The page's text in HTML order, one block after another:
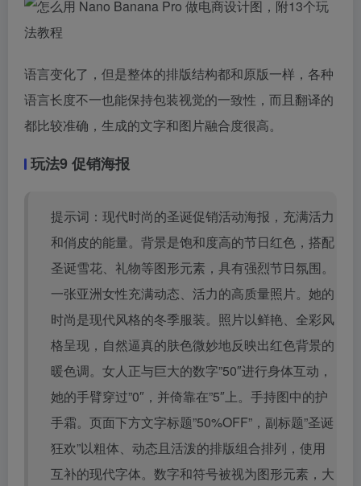
语言变化了，但是整体的排版结构都和原版一样，各种
语言长度不一也能保持包装视觉的一致性，而且翻译的
都比较准确，生成的文字和图片融合度很高。
玩法9 促销海报
提示词：现代时尚的圣诞促销活动海报，充满活力
和俏皮的能量。背景是饱和度高的节日红色，搭配
圣诞雪花、礼物等图形元素，具有强烈节日氛围。
一张亚洲女性充满动态、活力的高质量照片。她的
时尚是现代风格的冬季服装。照片以鲜艳、全彩风
格呈现，自然逼真的肤色微妙地反映出红色背景的
暖色调。女人正与巨大的数字”50″进行身体互动，
她的手臂穿过”0″，并倚靠在”5″上。手持图中的护
手霜。页面下方文字标题”50%OFF”，副标题”圣诞
狂欢”以粗体、动态且活泼的排版组合排列，使用
互补的现代字体。数字和符号被视为图形元素，大